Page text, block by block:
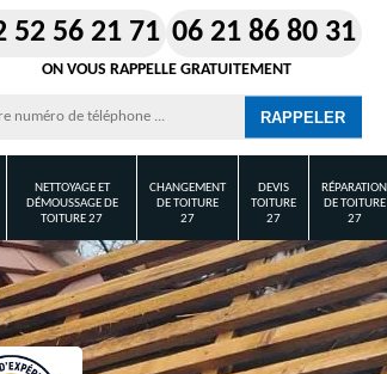
52 56 21 71 06 21 86 80 31
ON VOUS RAPPELLE GRATUITEMENT
NETTOYAGE ET
DÉMOUSSAGE DE
TOITURE 27
CHANGEMENT
DE TOITURE
27
DEVIS
TOITURE
27
RÉPARATION
DE TOITURE
27